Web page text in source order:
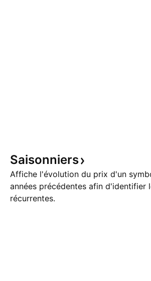
Saisonniers
Affiche l'évolution du prix d'un
années précédentes afin d'identifier
récurrentes.